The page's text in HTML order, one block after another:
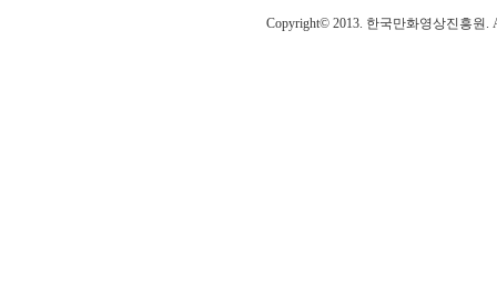
Copyright© 2013. 한국만화영상진흥원.